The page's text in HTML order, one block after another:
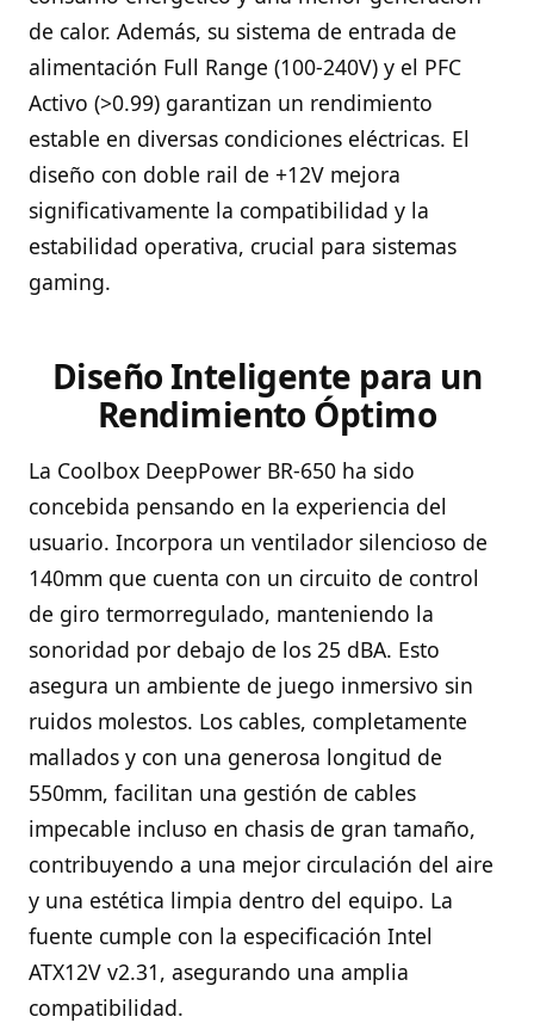
de calor. Además, su sistema de entrada de
alimentación Full Range (100-240V) y el PFC
Activo (>0.99) garantizan un rendimiento
estable en diversas condiciones eléctricas. El
diseño con doble rail de +12V mejora
significativamente la compatibilidad y la
estabilidad operativa, crucial para sistemas
gaming.
Diseño Inteligente para un
Rendimiento Óptimo
La Coolbox DeepPower BR-650 ha sido
concebida pensando en la experiencia del
usuario. Incorpora un ventilador silencioso de
140mm que cuenta con un circuito de control
de giro termorregulado, manteniendo la
sonoridad por debajo de los 25 dBA. Esto
asegura un ambiente de juego inmersivo sin
ruidos molestos. Los cables, completamente
mallados y con una generosa longitud de
550mm, facilitan una gestión de cables
impecable incluso en chasis de gran tamaño,
contribuyendo a una mejor circulación del aire
y una estética limpia dentro del equipo. La
fuente cumple con la especificación Intel
ATX12V v2.31, asegurando una amplia
compatibilidad.